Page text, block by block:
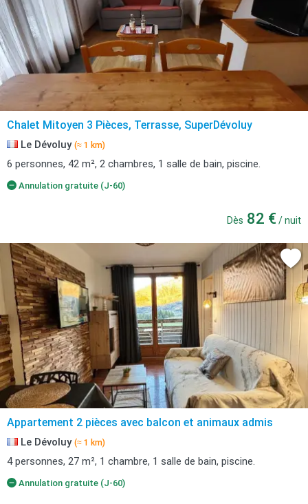
Chalet Mitoyen 3 Pièces, Terrasse, SuperDévoluy
Le Dévoluy (≈ 1 km)
6 personnes, 42 m², 2 chambres, 1 salle de bain, piscine.
Annulation gratuite (J-60)
Dès 82 € / nuit
Appartement 2 pièces avec balcon et animaux admis
Le Dévoluy (≈ 1 km)
4 personnes, 27 m², 1 chambre, 1 salle de bain, piscine.
Annulation gratuite (J-60)